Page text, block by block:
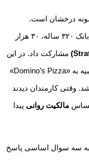
درخشان است.
«آشوک واسوانی» برای دیجیتالی کردن این بانک ۳۲۰ ساله، ۳۰ هزار
مشارکت داد. در این
گفتگوها، ایده استفاده از سیستم پیگیری شبیه به «Domino’s Pizza»
وقتی کارمندان دیدند
مالکیت روانی پیدا
به سه سوال اساسی پاسخ